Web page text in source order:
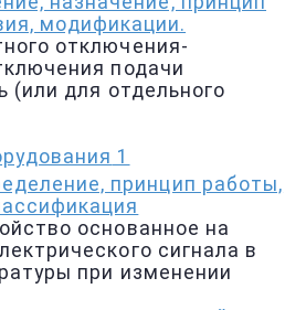
модификации.
отключения-
подачи
(или для отдельного
1
принцип работы,
основанное на
сигнала в
при изменении